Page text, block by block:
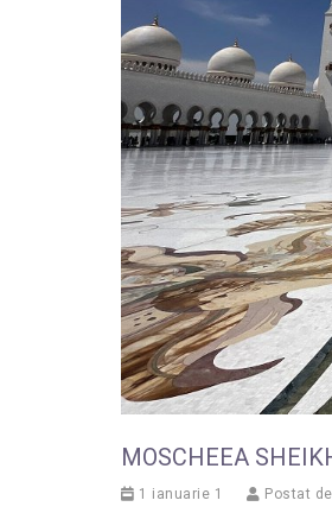
MOSCHEEA
1 ianuarie 1 Postat de